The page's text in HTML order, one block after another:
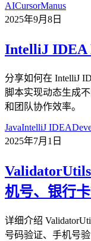
AICursorManus
2025年9月8日
IntelliJ IDEA
分享如何在 IntelliJ
脚本实现动态生成
和团队协作效率。
JavaIntelliJ IDEA
2025年7月1日
机号、银行
详细介绍
号码验证、手机号